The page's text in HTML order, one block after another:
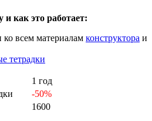
как это работает:
всем материалам конструктора и
тетрадки
1 год
-50%
1600